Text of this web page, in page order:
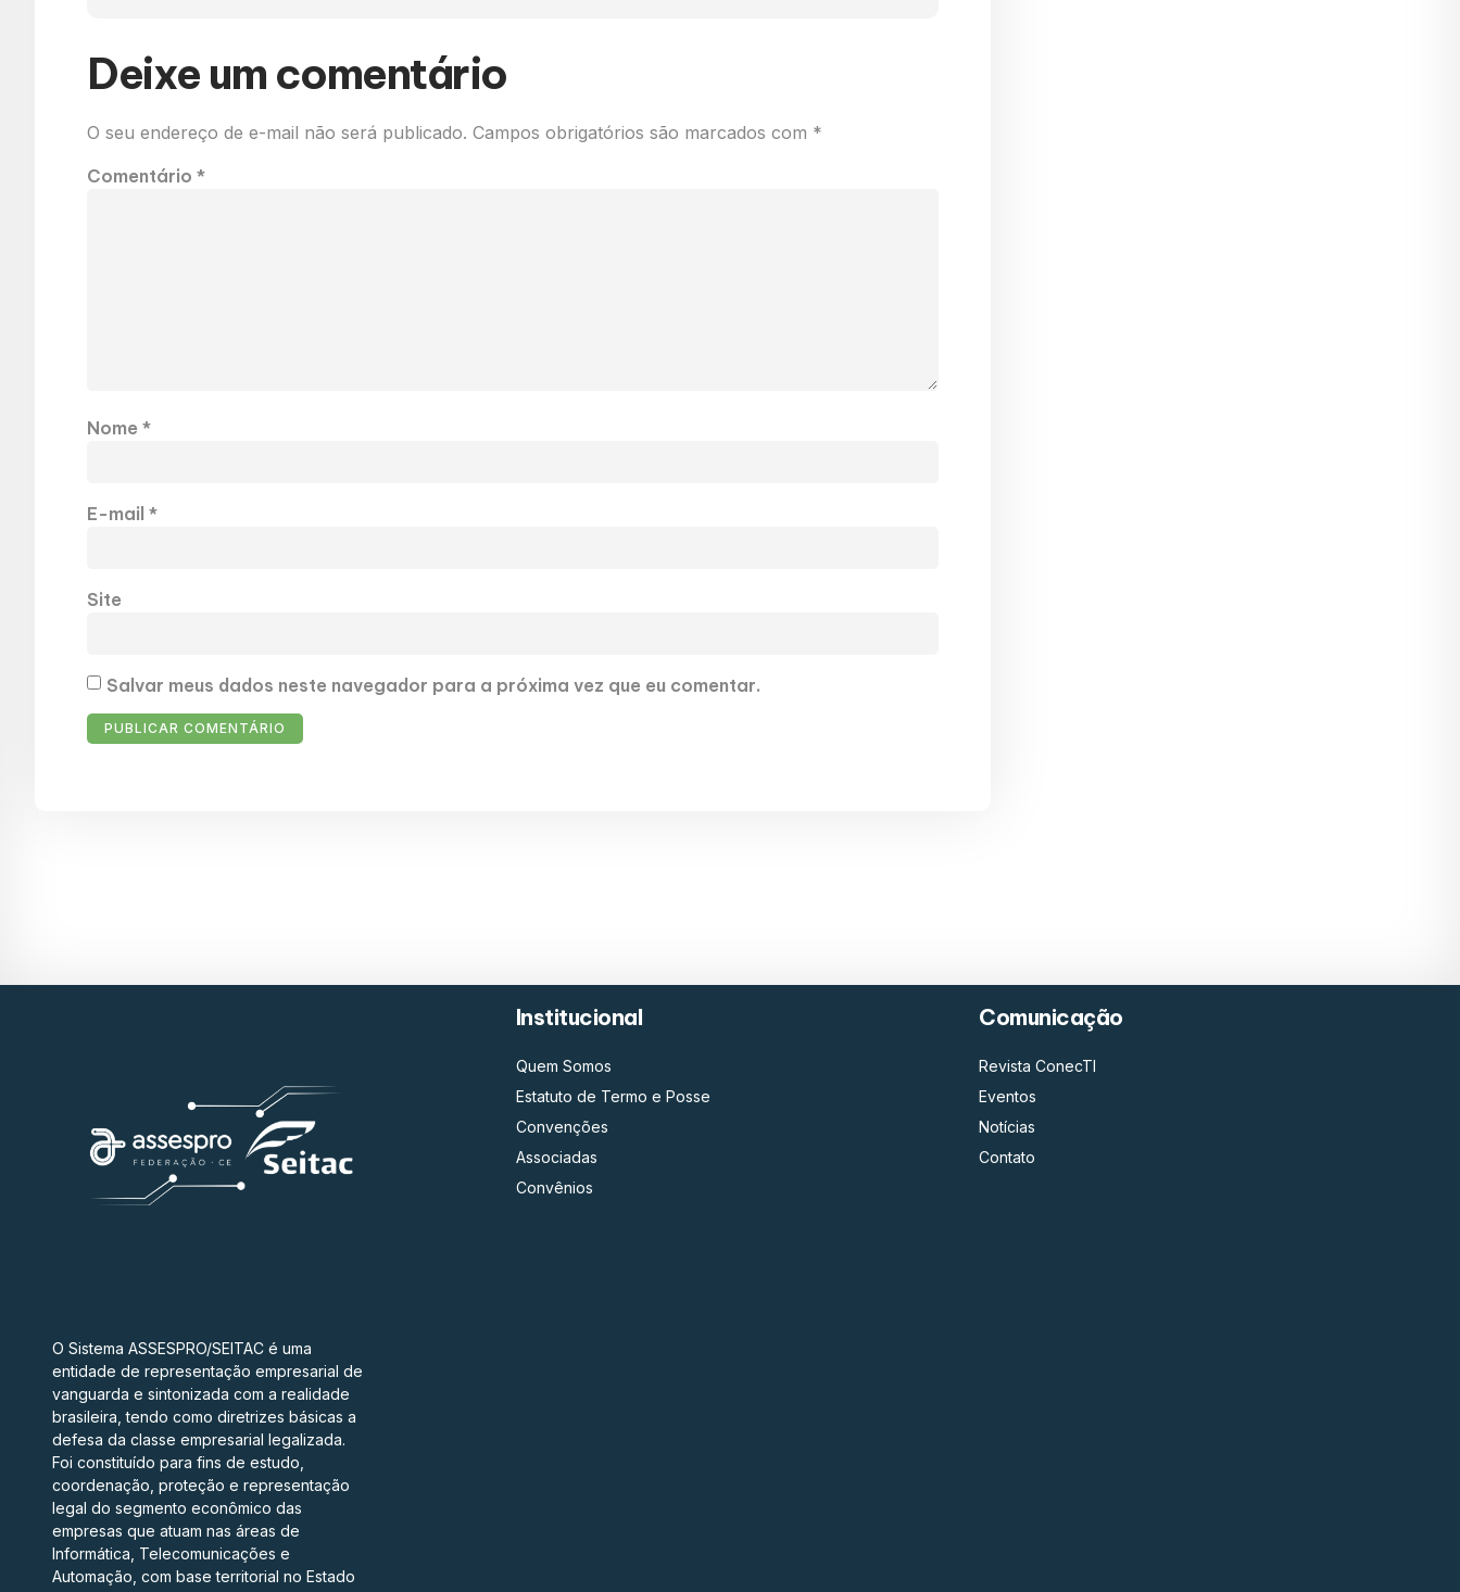
Deixe um comentário
O seu endereço de e-mail não será publicado. Campos obrigatórios são marcados com *
Comentário *
Nome *
E-mail *
Site
Salvar meus dados neste navegador para a próxima vez que eu comentar.
O Sistema ASSESPRO/SEITAC é uma
entidade de representação empresarial de
vanguarda e sintonizada com a realidade
brasileira, tendo como diretrizes básicas a
defesa da classe empresarial legalizada.
Foi constituído para fins de estudo,
coordenação, proteção e representação
legal do segmento econômico das
empresas que atuam nas áreas de
Informática, Telecomunicações e
Automação, com base territorial no Estado
Institucional
Quem Somos
Estatuto de Termo e Posse
Convenções
Associadas
Convênios
Comunicação
Revista ConecTI
Eventos
Notícias
Contato